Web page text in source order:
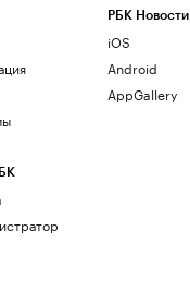
РБК Новости
iOS
Android
AppGallery